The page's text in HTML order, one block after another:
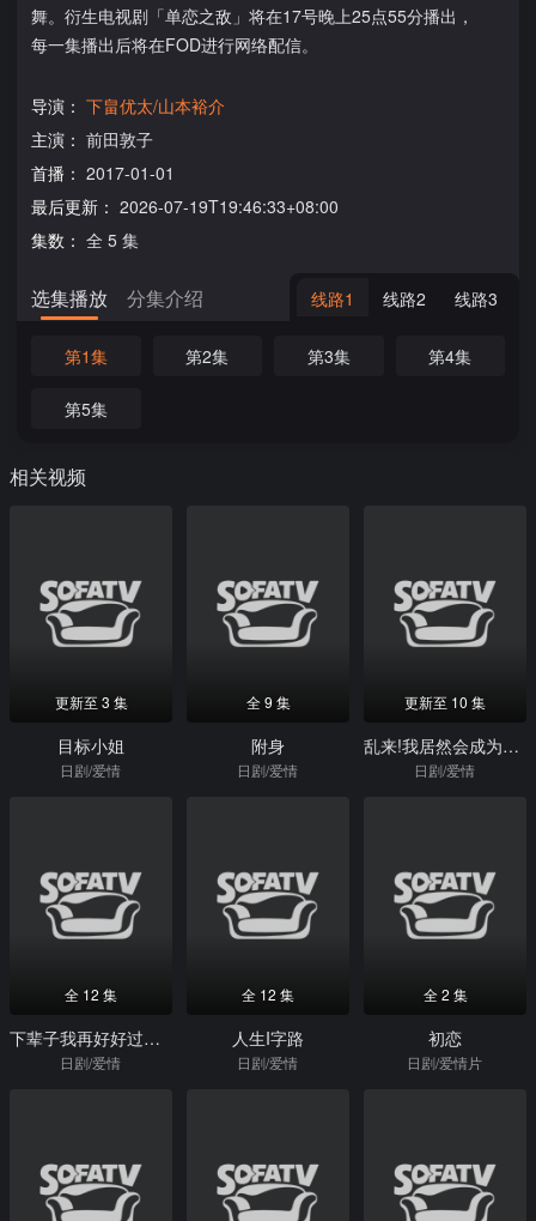
舞。衍生电视剧「单恋之敌」将在17号晚上25点55分播出，
每一集播出后将在FOD进行网络配信。
导演： 下畠优太/山本裕介
主演： 前田敦子
首播： 2017-01-01
最后更新： 2026-07-19T19:46:33+08:00
集数： 全 5 集
选集播放 分集介绍 线路1 线路2 线路3
第1集 第2集 第3集 第4集
第5集
相关视频
更新至 3 集
目标小姐
日剧/爱情
全 9 集
附身
日剧/爱情
更新至 10 集
乱来!我居然会成为社长
日剧/爱情
全 12 集
下辈子我再好好过第一季
日剧/爱情
全 12 集
人生I字路
日剧/爱情
全 2 集
初恋
日剧/爱情片